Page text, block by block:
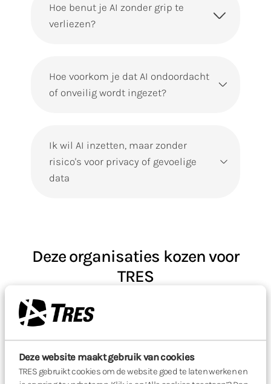
Deze website maakt gebruik van cookies
TRES gebruikt cookies om de website goed te laten werken en
Hoe benut je AI zonder grip te
verliezen?
Hoe voorkom je dat AI ondoordacht
of onveilig wordt ingezet?
Ik wil AI inzetten, maar zonder
risico's voor privacy of gevoelige
data
Deze organisaties kozen voor
TRES